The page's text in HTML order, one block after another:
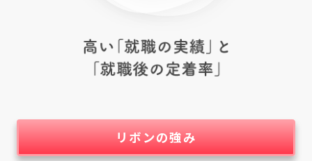
リボンの強み